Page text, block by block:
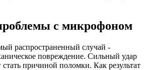
с микрофоном
распространенный случай -
повреждение. Сильный удар
стать причиной поломки. Как результат